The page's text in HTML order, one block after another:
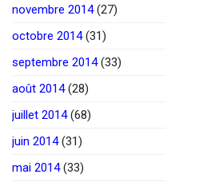
novembre 2014(27)
octobre 2014(31)
septembre 2014(33)
août 2014(28)
juillet 2014(68)
juin 2014(31)
mai 2014(33)